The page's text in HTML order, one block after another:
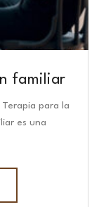
familiar
para la
es una